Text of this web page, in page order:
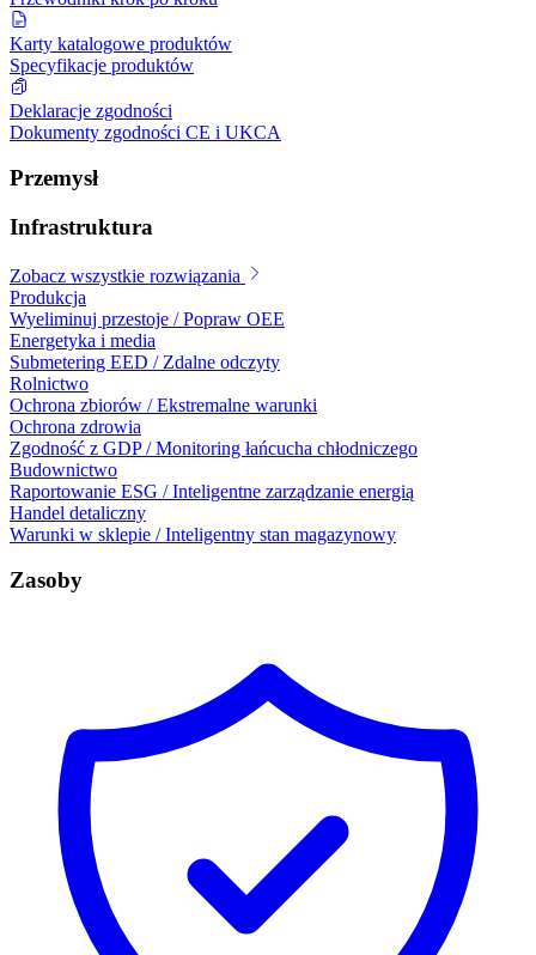
Karty katalogowe produktów
Specyfikacje produktów
Deklaracje zgodności
Dokumenty zgodności CE i UKCA
Przemysł
Infrastruktura
Zobacz wszystkie rozwiązania
Produkcja
Wyeliminuj przestoje / Popraw OEE
Energetyka i media
Submetering EED / Zdalne odczyty
Rolnictwo
Ochrona zbiorów / Ekstremalne warunki
Ochrona zdrowia
Zgodność z GDP / Monitoring łańcucha chłodniczego
Budownictwo
Raportowanie ESG / Inteligentne zarządzanie energią
Handel detaliczny
Warunki w sklepie / Inteligentny stan magazynowy
Zasoby